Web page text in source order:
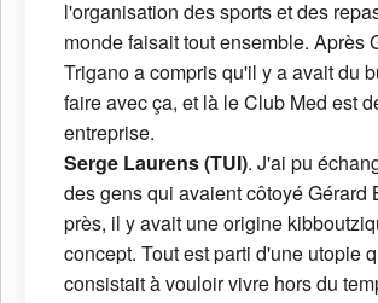
l'organisation des sports et des
monde faisait tout ensemble. Après
Trigano a compris qu'il y a avait du
faire avec ça, et là le Club Med est
entreprise.
Serge Laurens (TUI). J'ai pu
des gens qui avaient côtoyé Gérard
près, il y avait une origine
concept. Tout est parti d'une utopie
consistait à vouloir vivre hors du